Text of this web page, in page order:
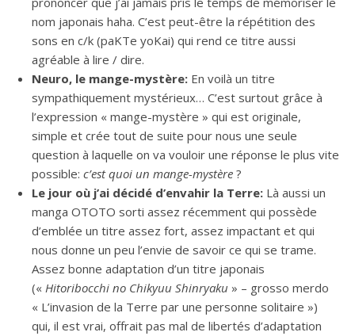
nom japonais haha. C’est peut-être la répétition des
sons en c/k (paKTe yoKai) qui rend ce titre aussi
agréable à lire / dire.
Neuro, le mange-mystère: En voilà un titre
sympathiquement mystérieux… C’est surtout grâce à
l’expression « mange-mystère » qui est originale,
simple et crée tout de suite pour nous une seule
question à laquelle on va vouloir une réponse le plus vite
possible: c’est quoi un mange-mystère ?
Le jour où j’ai décidé d’envahir la Terre: Là aussi un
manga OTOTO sorti assez récemment qui possède
d’emblée un titre assez fort, assez impactant et qui
nous donne un peu l’envie de savoir ce qui se trame.
Assez bonne adaptation d’un titre japonais
(« Hitoribocchi no Chikyuu Shinryaku » – grosso merdo
« L’invasion de la Terre par une personne solitaire »)
qui, il est vrai, offrait pas mal de libertés d’adaptation